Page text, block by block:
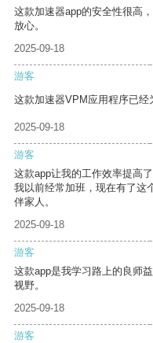
这款加速器app的安全性很高
放心。
2025-09-18
游客
这款加速器VPM应用程序已经
2025-09-18
游客
这款app让我的工作效率提高
我以前经常加班，现在有了这
伴家人。
2025-09-18
游客
这款app是我学习路上的良师
视野。
2025-09-18
游客